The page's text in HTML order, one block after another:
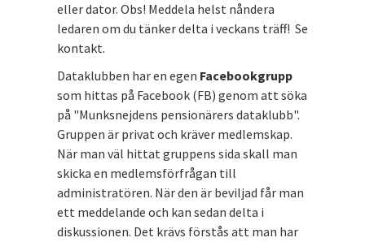
eller dator. Obs! Meddela helst nåndera
ledaren om du tänker delta i veckans träff! Se
kontakt.
Dataklubben har en egen Facebookgrupp
som hittas på Facebook (FB) genom att söka
på "Munksnejdens pensionärers dataklubb".
Gruppen är privat och kräver medlemskap.
När man väl hittat gruppens sida skall man
skicka en medlemsförfrågan till
administratören. När den är beviljad får man
ett meddelande och kan sedan delta i
diskussionen. Det krävs förstås att man har